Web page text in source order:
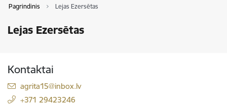
Pagrindinis Lejas Ezersētas
Lejas Ezersētas
Kontaktai
El. paštas:
agrita15@inbox.lv
+371 29423246